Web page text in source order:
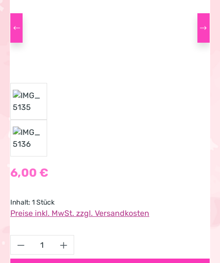
Regulärer Preis:
6,00 €
Inhalt: 1 Stück
Preise inkl. MwSt. zzgl. Versandkosten
Produkt Anzahl: Gib den gewünschten